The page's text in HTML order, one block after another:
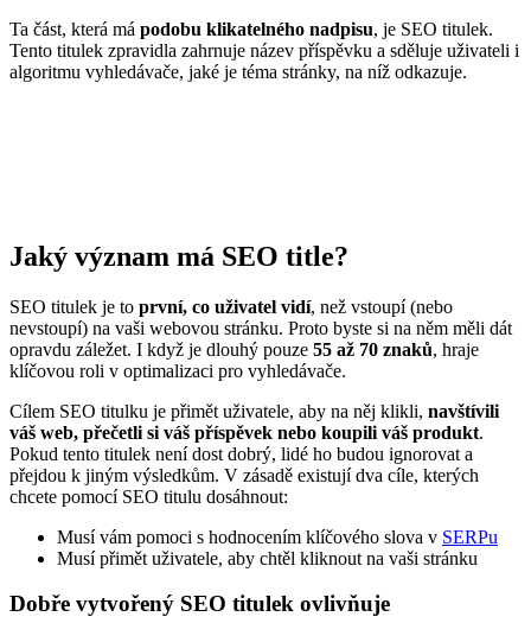
Ta část, která má podobu klikatelného nadpisu, je SEO titulek.
Tento titulek zpravidla zahrnuje název příspěvku a sděluje uživateli i
algoritmu vyhledávače, jaké je téma stránky, na níž odkazuje.
Jaký význam má SEO title?
SEO titulek je to první, co uživatel vidí, než vstoupí (nebo
nevstoupí) na vaši webovou stránku. Proto byste si na něm měli dát
opravdu záležet. I když je dlouhý pouze 55 až 70 znaků, hraje
klíčovou roli v optimalizaci pro vyhledávače.
Cílem SEO titulku je přimět uživatele, aby na něj klikli, navštívili
váš web, přečetli si váš příspěvek nebo koupili váš produkt.
Pokud tento titulek není dost dobrý, lidé ho budou ignorovat a
přejdou k jiným výsledkům. V zásadě existují dva cíle, kterých
chcete pomocí SEO titulu dosáhnout:
Musí vám pomoci s hodnocením klíčového slova v SERPu
Musí přimět uživatele, aby chtěl kliknout na vaši stránku
Dobře vytvořený SEO titulek ovlivňuje